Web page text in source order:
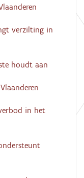
verzilting in
houdt aan
in het